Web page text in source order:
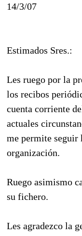
14/3/07
Estimados Sres.:
Les ruego por la
los recibos
cuenta corriente
actuales
me permite seguir
organización.
Ruego asimismo
su fichero.
Les agradezco la